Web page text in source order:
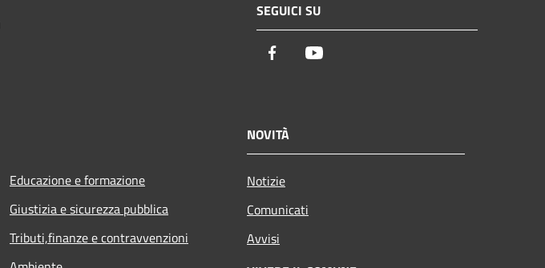
SEGUICI SU
Facebook
Educazione e formazione
Giustizia e sicurezza pubblica
Tributi,finanze e contravvenzioni
NOVITÀ
Notizie
Comunicati
Avvisi